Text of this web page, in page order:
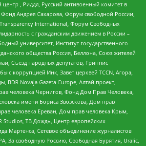
центр , Риддл, Русский антивоенный комитет в
Андрея Сахарова, Форум свободной России,
International, Форум Свободных
с гражданским движением в России –
университет, Институт государственного
общества Россия, Беллона, Союз жителей
Съезд народных депутатов, Гринпис
с коррупцией Инк, Завет церквей TCCN, Агора,
BDR Novaja Gazeta-Europe, Алтай проект,
человека Чернигов, Фонд Дом Прав Человека,
имени Бориса Звозскова, Дом прав
человека Ереван, Дом прав человека Крым,
Studios, ТВ Дождь, Центр европейских
Мартенса, Сетевое объединение журналистов
За свободную Россию, Свободная Бурятия, Uralic,